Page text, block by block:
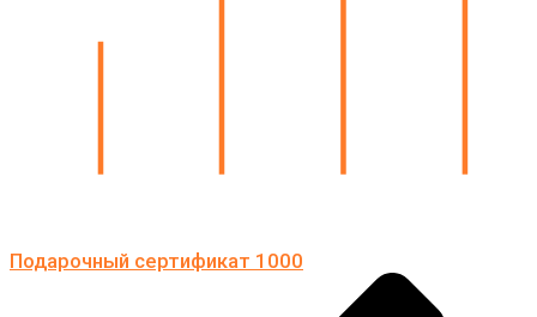
Подарочный сертификат 1000